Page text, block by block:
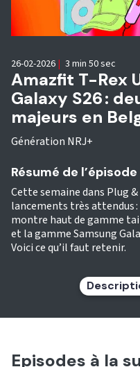
Amazfit T-Rex
Galaxy S26 :
majeurs en
Génération NRJ+
26-02-2026 | 3 min 50 sec
Résumé de l’épisode
Cette semaine dans Plug
lancements très attendus
montre haut de gamme
et la gamme Samsung
Voici ce qu’il faut retenir.
Episodes à la